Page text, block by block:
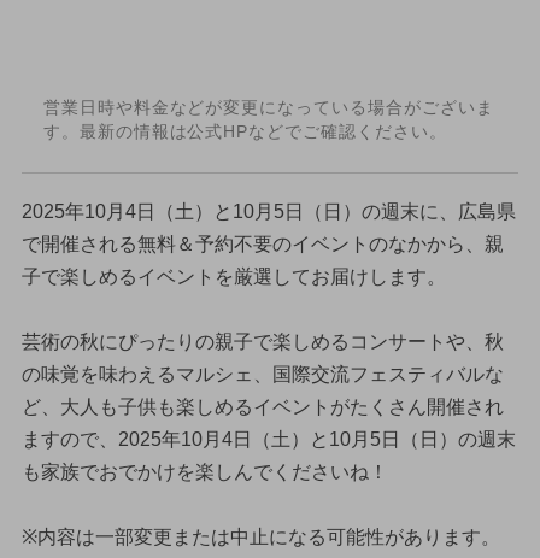
営業日時や料金などが変更になっている場合がございま
す。最新の情報は公式HPなどでご確認ください。
2025年10月4日（土）と10月5日（日）の週末に、広島県
で開催される無料＆予約不要のイベントのなかから、親
子で楽しめるイベントを厳選してお届けします。
芸術の秋にぴったりの親子で楽しめるコンサートや、秋
の味覚を味わえるマルシェ、国際交流フェスティバルな
ど、大人も子供も楽しめるイベントがたくさん開催され
ますので、2025年10月4日（土）と10月5日（日）の週末
も家族でおでかけを楽しんでくださいね！
※内容は一部変更または中止になる可能性があります。